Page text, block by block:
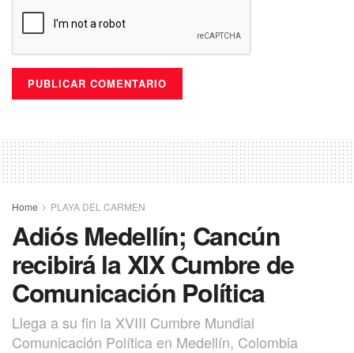
Home PLAYA DEL CARMEN
Adiós Medellín; Cancún
recibirá la XIX Cumbre de
Comunicación Política
Llega a su fin la XVIII Cumbre Mundial
Comunicación Política en Medellín, Colombia